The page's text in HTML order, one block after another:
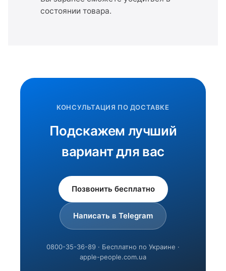
состоянии товара.
КОНСУЛЬТАЦИЯ ПО ДОСТАВКЕ
Подскажем лучший
вариант для вас
Позвонить бесплатно
Написать в Telegram
0800-35-36-89 · Бесплатно по Украине ·
apple-people.com.ua